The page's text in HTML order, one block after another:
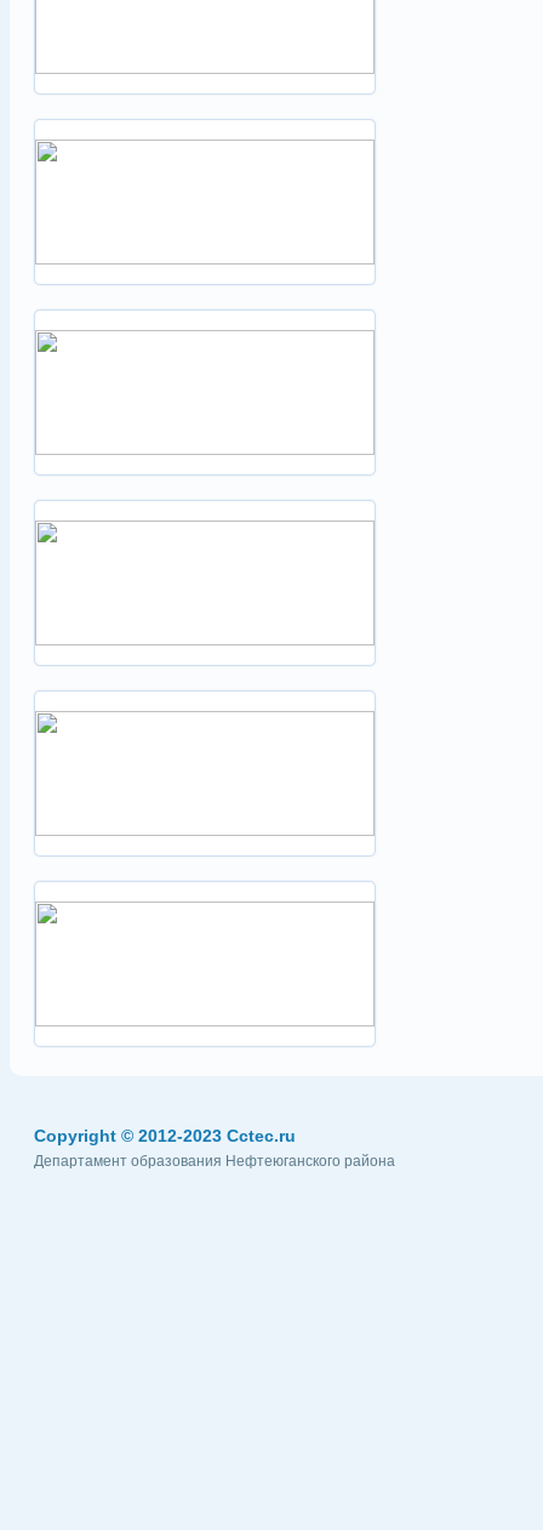
Copyright © 2012-2023 Cctec.ru
Департамент образования Нефтеюганского района